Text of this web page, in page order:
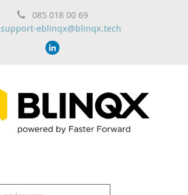
085 018 00 69
support-eblinqx@blinqx.tech